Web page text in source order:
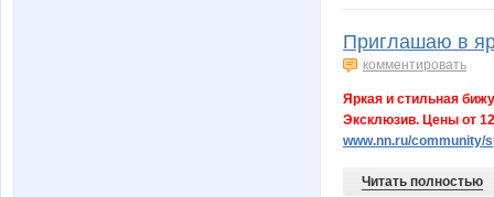
Приглашаю в
комментировать
Яркая и стильная
Эксклюзив. Цены от
www.nn.ru/community/
Читать полностью